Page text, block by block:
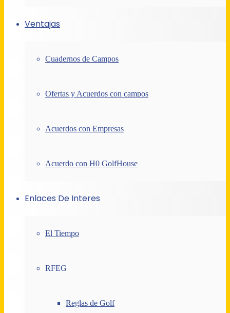
Ventajas
Cuadernos de Campos
Ofertas y Acuerdos con campos
Acuerdos con Empresas
Acuerdo con H0 GolfHouse
Enlaces De Interes
El Tiempo
RFEG
Reglas de Golf